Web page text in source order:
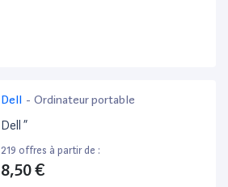
Dell - Ordinateur portable
Dell ”
219 offres à partir de :
8,50 €